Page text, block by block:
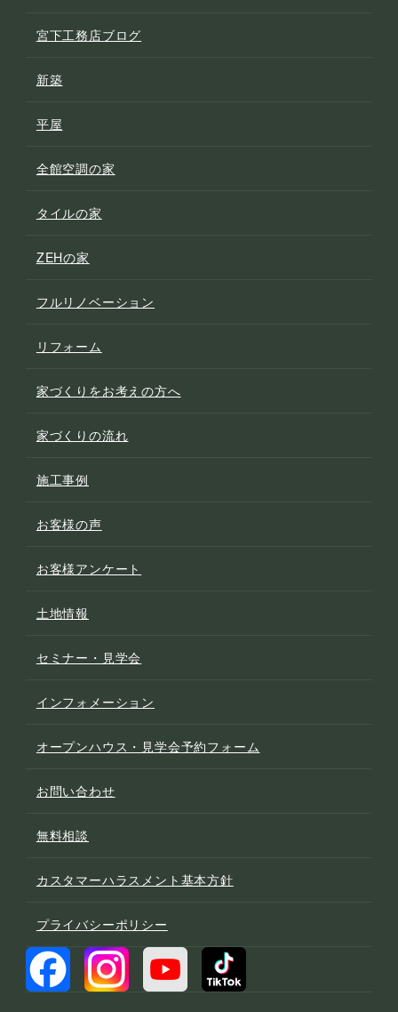
宮下工務店ブログ
新築
平屋
全館空調の家
タイルの家
ZEHの家
フルリノベーション
リフォーム
家づくりをお考えの方へ
家づくりの流れ
施工事例
お客様の声
お客様アンケート
土地情報
セミナー・見学会
インフォメーション
オープンハウス・見学会予約フォーム
お問い合わせ
無料相談
カスタマーハラスメント基本方針
プライバシーポリシー